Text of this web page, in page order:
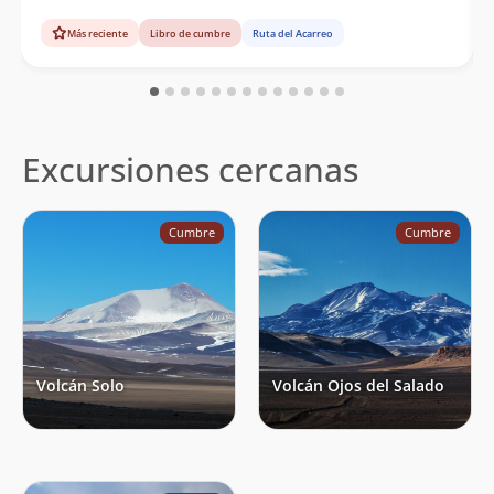
Más reciente Libro de cumbre Ruta del Acarreo
Excursiones cercanas
Cumbre
Volcán Solo
Cumbre
Volcán Ojos del Salado